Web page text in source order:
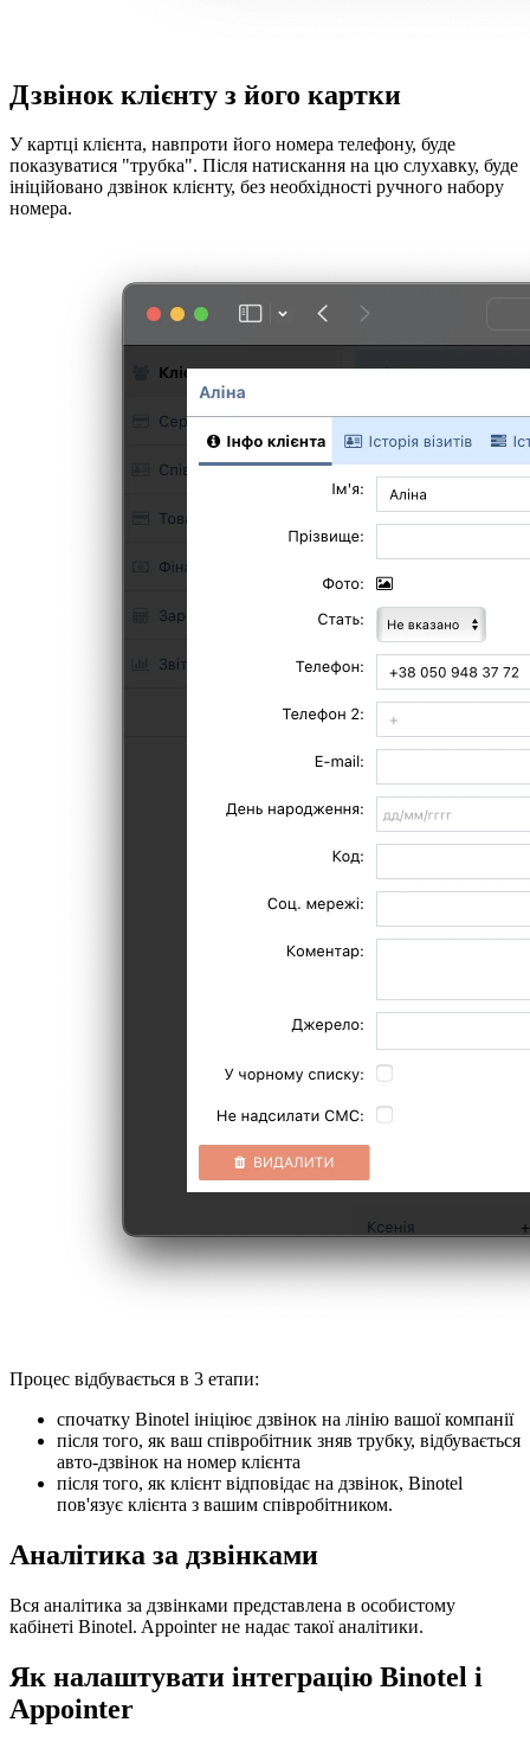
Дзвінок клієнту з його картки
У картці клієнта, навпроти його номера телефону, буде
показуватися "трубка". Після натискання на цю слухавку, буде
ініційовано дзвінок клієнту, без необхідності ручного набору
номера.
Процес відбувається в 3 етапи:
спочатку Binotel ініціює дзвінок на лінію вашої компанії
після того, як ваш співробітник зняв трубку, відбувається
авто-дзвінок на номер клієнта
після того, як клієнт відповідає на дзвінок, Binotel
пов'язує клієнта з вашим співробітником.
Аналітика за дзвінками
Вся аналітика за дзвінками представлена в особистому
кабінеті Binotel. Appointer не надає такої аналітики.
Як налаштувати інтеграцію Binotel і
Appointer